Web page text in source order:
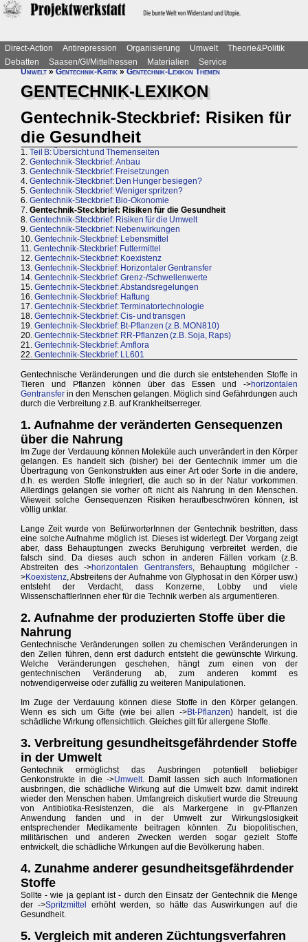
Direct-Action Antirepression Organisierung Umwelt
Theorie&Politik
Debatten
Saasen/GI/Mittelhessen Materialien
Service
Umwelt»Gentechnik-Kritik»Gentechnik-Lexikon Themen
GENTECHNIK-LEXIKON
Gentechnik-Steckbrief: Risiken für
die Gesundheit
1. Teil B: Übersicht und Themenseiten
2. Gentechnik-Steckbrief: Anbau
3. Gentechnik-Steckbrief: Freisetzungen
4. Gentechnik-Steckbrief: Den Hunger besiegen?
5. Gentechnik-Steckbrief: Weniger spritzen?
6. Gentechnik-Steckbrief: Bio-Ökonomie
7. Gentechnik-Steckbrief: Risiken für die Gesundheit
8. Gentechnik-Steckbrief: Risiken für die Umwelt
9. Gentechnik-Steckbrief: Nebenwirkungen
10. Gentechnik-Steckbrief: Lebensmittel
11. Gentechnik-Steckbrief: Futtermittel
12. Gentechnik-Steckbrief: Koexistenz
13. Gentechnik-Steckbrief: Horizontaler Gentransfer
14. Gentechnik-Steckbrief: Grenz-/Schwellenwerte
15. Gentechnik-Steckbrief: Abstandsregelungen
16. Gentechnik-Steckbrief: Haftung
17. Gentechnik-Steckbrief: Terminatortechnologie
18. Gentechnik-Steckbrief: Cis- und transgen
19. Gentechnik-Steckbrief: Bt-Pflanzen (z.B. MON810)
20. Gentechnik-Steckbrief: RR-Pflanzen (z.B. Soja, Raps)
21. Gentechnik-Steckbrief: Amflora
22. Gentechnik-Steckbrief: LL601
Gentechnische Veränderungen und die durch sie entstehenden Stoffe in
Tieren und Pflanzen können über das Essen und ->horizontalen
Gentransfer in den Menschen gelangen. Möglich sind Gefährdungen auch
durch die Verbreitung z.B. auf Krankheitserreger.
1. Aufnahme der veränderten Gensequenzen
über die Nahrung
Im Zuge der Verdauung können Moleküle auch unverändert in den Körper
gelangen. Es handelt sich (bisher) bei der Gentechnik immer um die
Übertragung von Genkonstrukten aus einer Art oder Sorte in die andere,
d.h. es werden Stoffe integriert, die auch so in der Natur vorkommen.
Allerdings gelangen sie vorher oft nicht als Nahrung in den Menschen.
Wieweit solche Gensequenzen Risiken heraufbeschwören können, ist
völlig unklar.
Lange Zeit wurde von BefürworterInnen der Gentechnik bestritten, dass
eine solche Aufnahme möglich ist. Dieses ist widerlegt. Der Vorgang zeigt
aber, dass Behauptungen zwecks Beruhigung verbreitet werden, die
falsch sind. Da dieses auch schon in anderen Fällen vorkam (z.B.
Abstreiten des ->horizontalen Gentransfers, Behauptung mögilcher -
>Koexistenz, Abstreitens der Aufnahme von Glyphosat in den Körper usw.)
entsteht der Verdacht, dass Konzerne, Lobby und viele
WissenschaftlerInnen eher für die Technik werben als argumentieren.
2. Aufnahme der produzierten Stoffe über die
Nahrung
Gentechnische Veränderungen sollen zu chemischen Veränderungen in
den Zellen führen, denn erst dadurch entsteht die gewünschte Wirkung.
Welche Veränderungen geschehen, hängt zum einen von der
gentechnischen Veränderung ab, zum anderen kommt es
notwendigerweise oder zufällig zu weiteren Manipulationen.
Im Zuge der Verdauung können diese Stoffe in den Körper gelangen.
Wenn es sich um Gifte (wie bei allen ->Bt-Pflanzen) handelt, ist die
schädliche Wirkung offensichtlich. Gleiches gilt für allergene Stoffe.
3. Verbreitung gesundheitsgefährdender Stoffe
in der Umwelt
Gentechnik ermöglichst das Ausbringen potentiell beliebiger
Genkonstrukte in die ->Umwelt. Damit lassen sich auch Informationen
ausbringen, die schädliche Wirkung auf die Umwelt bzw. damit indirekt
wieder den Menschen haben. Umfangreich diskutiert wurde die Streuung
von Antibiotika-Resistenzen, die als Markergene in gv-Pflanzen
Anwendung fanden und in der Umwelt zur Wirkungslosigkeit
entsprechender Medikamente beitragen könnten. Zu biopolitischen,
militärischen und anderen Zwecken werden sogar gezielt Stoffe
entwickelt, die schädliche Wirkungen auf die Bevölkerung haben.
4. Zunahme anderer gesundheitsgefährdender
Stoffe
Sollte - wie ja geplant ist - durch den Einsatz der Gentechnik die Menge
der ->Spritzmittel
erhöht werden, so hätte das Auswirkungen auf die
Gesundheit.
5. Vergleich mit anderen Züchtungsverfahren